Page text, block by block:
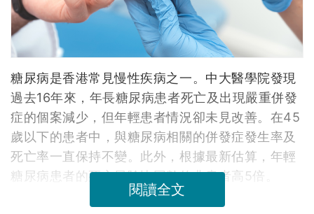
糖尿病是香港常見慢性疾病之一。中大醫學院發現
過去16年來，年長糖尿病患者死亡及出現嚴重併發
症的個案減少，但年輕患者情況卻未見改善。在45
歲以下的患者中，與糖尿病相關的併發症發生率及
死亡率一直保持不變。此外，根據最新估算，年輕
糖尿病患者的死亡風險比同齡的非患者高5倍。
閱讀全文